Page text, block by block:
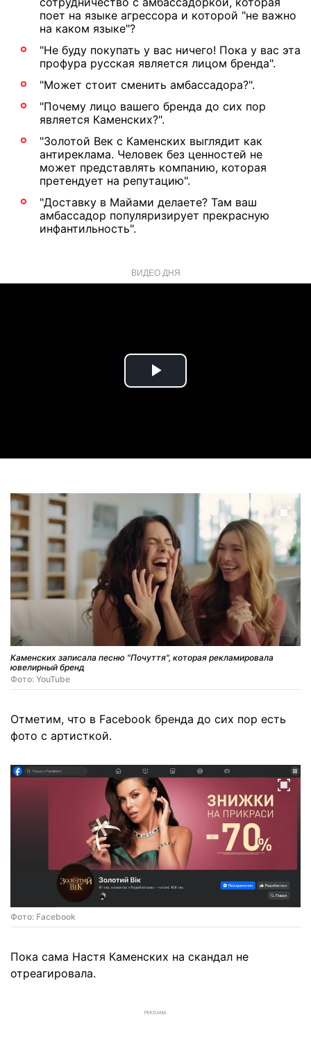
поет на языке агрессора и которой "не важно
на каком языке"?
"Не буду покупать у вас ничего! Пока у вас эта
профура русская является лицом бренда".
"Может стоит сменить амбассадора?".
"Почему лицо вашего бренда до сих пор
является Каменских?".
"Золотой Век с Каменских выглядит как
антиреклама. Человек без ценностей не
может представлять компанию, которая
претендует на репутацию".
"Доставку в Майами делаете? Там ваш
амбассадор популяризирует прекрасную
инфантильность".
ВИДЕО ДНЯ
Play
Каменских записала песню "Почуття", которая рекламировала
ювелирный бренд
Фото: YouTube
Отметим, что в Facebook бренда до сих пор есть
фото с артисткой.
Фото: Facebook
Пока сама Настя Каменских на скандал не
отреагировала.
РЕКЛАМА